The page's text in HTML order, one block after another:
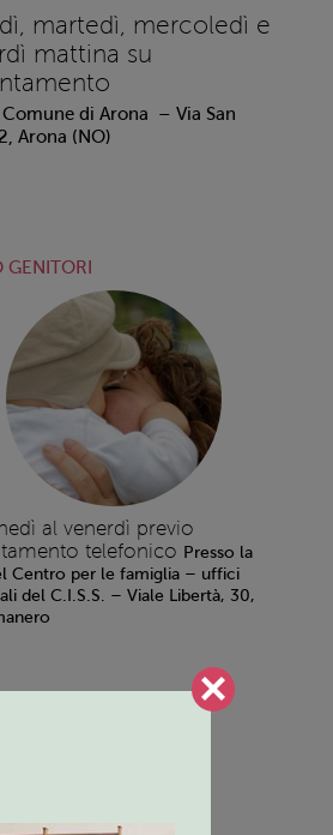
martedì, mercoledì e
mattina su
Comune di Arona – Via San
Arona (NO)
GENITORI
al venerdì previo
telefonico Presso la
Centro per le famiglia – uffici
del C.I.S.S. – Viale Libertà, 30,